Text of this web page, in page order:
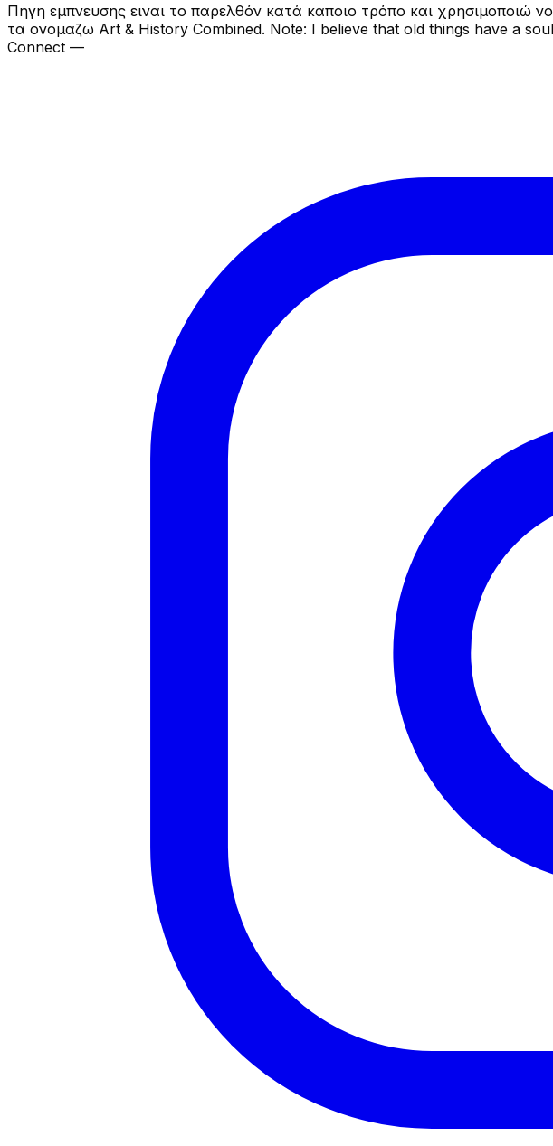
Πηγη εμπνευσης ειναι το παρελθόν κατά καποιο τρόπο και χρησιμοποιώ
τα ονομαζω Art & History Combined. Note: I believe that old things have a
Connect —